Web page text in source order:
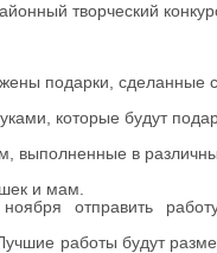
творческий
подарки, сделанные
которые будут
выполненные в
и мам.
отправить
работы будут